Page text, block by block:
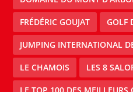
FRÉDÉRIC GOUJAT GOLF
JUMPING INTERNATIONAL
LE CHAMOIS LES 8
LE TOP 100 DES MEILLEURS